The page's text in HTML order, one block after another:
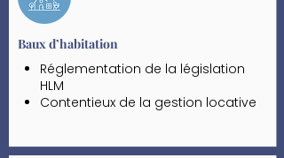
Action recouvrement impayés et
expulsion
Baux d’habitation
Réglementation de la législation
HLM
Contentieux de la gestion locative
anormaux de voisinage